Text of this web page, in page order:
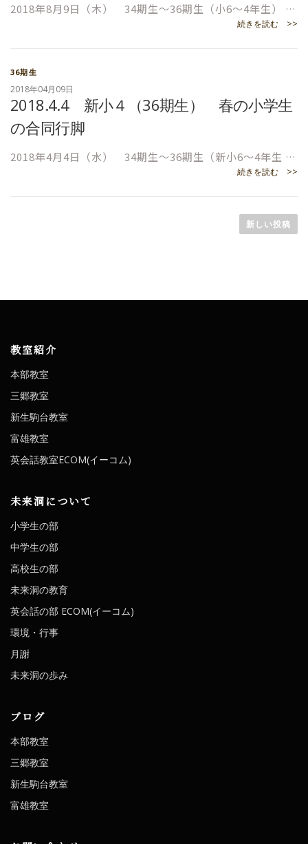
2018年8月9日（木） 34期生～36期生（小6～4年生） …
続きを読む >>
36期生
2018年04月09日
2018.4.4 新小４（36期生） 春の小学生
の合同行脚
2018年4月4日（水） 34期生～36期生（新小6～4年生 …
続きを読む >>
ゲ
シ
ョ
ン
新しい投稿
教室紹介
本部教室
三郷教室
新生駒台教室
富雄教室
英会話教室ECOM(イーコム)
未来洞について
小学生の部
中学生の部
高校生の部
未来洞の教育
英会話の部 ECOM(イーコム)
環境・行事
月謝
未来洞の歩み
ブログ
本部教室
三郷教室
新生駒台教室
富雄教室